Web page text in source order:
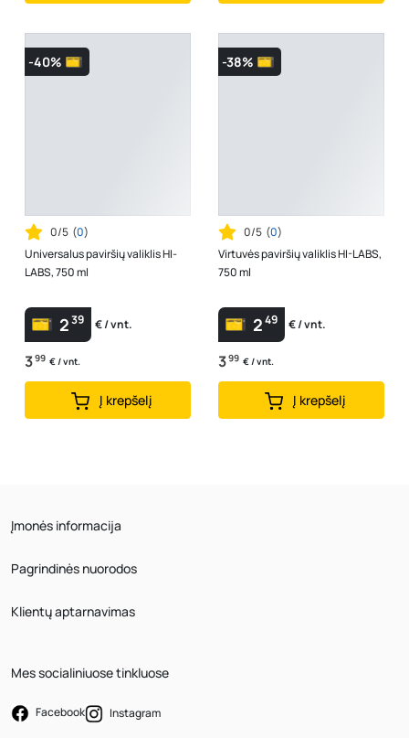
-40%
0/5 (0)
Universalus paviršių valiklis HI-
LABS, 750 ml
239 € / vnt.
399 € / vnt.
Į krepšelį
-38%
0/5 (0)
Virtuvės paviršių valiklis HI-LABS,
750 ml
249 € / vnt.
399 € / vnt.
Į krepšelį
Įmonės informacija
Pagrindinės nuorodos
Klientų aptarnavimas
Mes socialiniuose tinkluose
Facebook Instagram